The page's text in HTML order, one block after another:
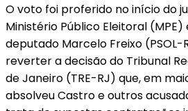
O voto foi proferido no início do
Ministério Público Eleitoral
deputado Marcelo Freixo
reverter a decisão do Tribunal
de Janeiro (TRE-RJ) que, em
absolveu Castro e outros